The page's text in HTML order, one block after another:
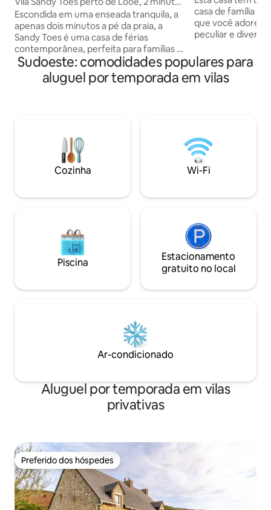
a pé da praia
Escondida em uma enseada tranquila, a
apenas dois minutos a pé da praia, a
Sandy Toes é uma casa de férias
contemporânea, perfeita para famílias e
casais. Relaxe em um deck privado,
totalmente fechado e elevado, com
vista para o mar e a floresta, passeie pela
capacidade para até 5 pessoas, Sandy
Toes é elegante, confortavelmente
mobiliado e de um único andar. Wi-Fi,
roupa de cama e serviços públicos
casa de família
que você adore.
peculiar e
deixar você de
escadas, um
melhores jogos
um lugar perfeito
especiais e
hóspedes da
de solteira são
Sudoeste: comodidades populares para
aluguel por temporada em vilas
Cozinha Wi-Fi
Piscina
Estacionamento
gratuito no local
Ar-condicionado
Aluguel por temporada em vilas
privativas
Preferido dos hóspedes
Preferido dos hóspedes